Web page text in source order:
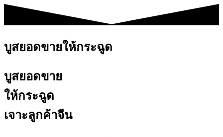
บูสยอดขายให้กระฉูด
บูสยอดขาย
ให้กระฉูด
เจาะลูกค้าจีน